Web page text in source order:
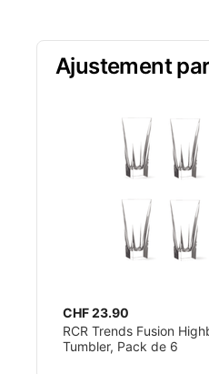
Ajustement
CHF 23.90
RCR Trends Fusion
Tumbler, Pack de 6